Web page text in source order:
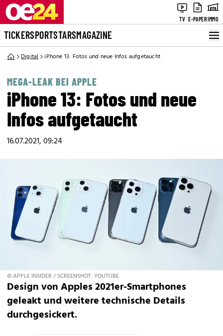
TV E-PAPERIMMO
TICKERSPORTSTARSMAGAZINE
Digital iPhone 13: Fotos und neue Infos aufgetaucht
MEGA-LEAK BEI APPLE
iPhone 13: Fotos und neue
Infos aufgetaucht
16.07.2021, 09:24
© APPLE INSIDER / SCREENSHOT: YOUTUBE
Design von Apples 2021er-Smartphones
geleakt und weitere technische Details
durchgesickert.